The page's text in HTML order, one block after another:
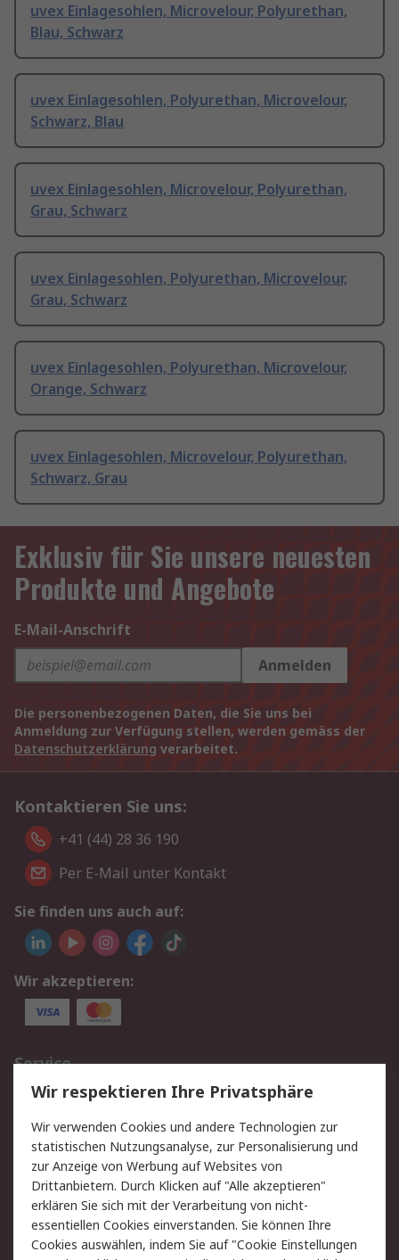
uvex Einlagesohlen, Microvelour, Polyurethan,
Blau, Schwarz
uvex Einlagesohlen, Polyurethan, Microvelour,
Schwarz, Blau
uvex Einlagesohlen, Microvelour, Polyurethan,
Grau, Schwarz
uvex Einlagesohlen, Polyurethan, Microvelour,
Grau, Schwarz
uvex Einlagesohlen, Polyurethan, Microvelour,
Orange, Schwarz
uvex Einlagesohlen, Microvelour, Polyurethan,
Schwarz, Grau
Exklusiv für Sie unsere neuesten
Produkte und Angebote
E-Mail-Anschrift
Anmelden
Die personenbezogenen Daten, die Sie uns bei
Anmeldung zur Verfügung stellen, werden gemäss der
Datenschutzerklärung verarbeitet.
Kontaktieren Sie uns:
+41 (44) 28 36 190
Per E-Mail unter Kontakt
Sie finden uns auch auf:
Wir akzeptieren:
Service
Value Added Services
Lieferlösungen
Rücksendungen
Kontakt
Hilfe
Rechtliches
AGB
Datenschutz
Cookie-Richtlinie
Zahlungsbedingungen
Wir respektieren Ihre Privatsphäre
Wir verwenden Cookies und andere Technologien zur
statistischen Nutzungsanalyse, zur Personalisierung und
zur Anzeige von Werbung auf Websites von
Drittanbietern. Durch Klicken auf "Alle akzeptieren"
erklären Sie sich mit der Verarbeitung von nicht-
essentiellen Cookies einverstanden. Sie können Ihre
Cookies auswählen, indem Sie auf "Cookie Einstellungen